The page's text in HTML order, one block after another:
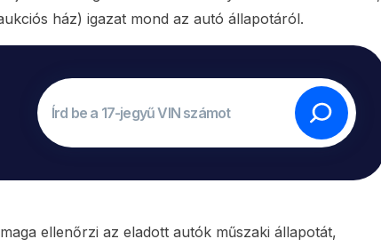
ház) igazat mond az autó állapotáról.
ellenőrzi az eladott autók műszaki állapotát,